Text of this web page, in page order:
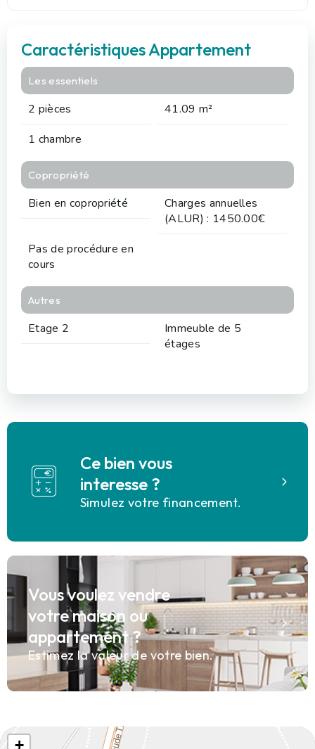
Caractéristiques Appartement
Les essentiels
2 pièces
41.09 m²
1 chambre
Copropriété
Bien en copropriété
Charges annuelles
(ALUR) : 1450.00€
Pas de procédure en
cours
Autres
Etage 2
Immeuble de 5
étages
Ce bien vous
interesse ?
Simulez votre financement.
Vous voulez vendre
votre maison ou
appartement ?
Estimez la valeur de votre bien.
+